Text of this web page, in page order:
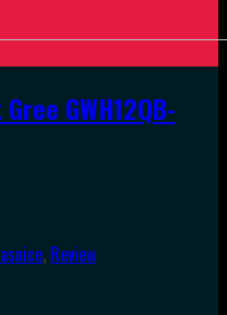
GWH12QB-
, Review